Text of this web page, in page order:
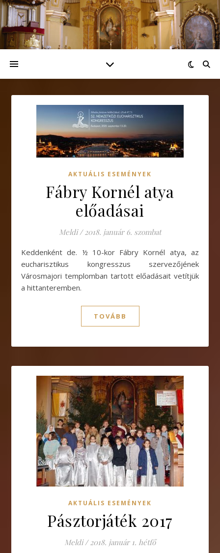
AKTUÁLIS ESEMÉNYEK
Fábry Kornél atya
előadásai
Meldi / 2018. január 6. szombat
Keddenként de. ½ 10-kor Fábry Kornél atya, az
eucharisztikus kongresszus szervezőjének
Városmajori templomban tartott előadásait vetítjük
a hittanteremben.
TOVÁBB
AKTUÁLIS ESEMÉNYEK
Pásztorjáték 2017
Meldi / 2018. január 1. hétfő